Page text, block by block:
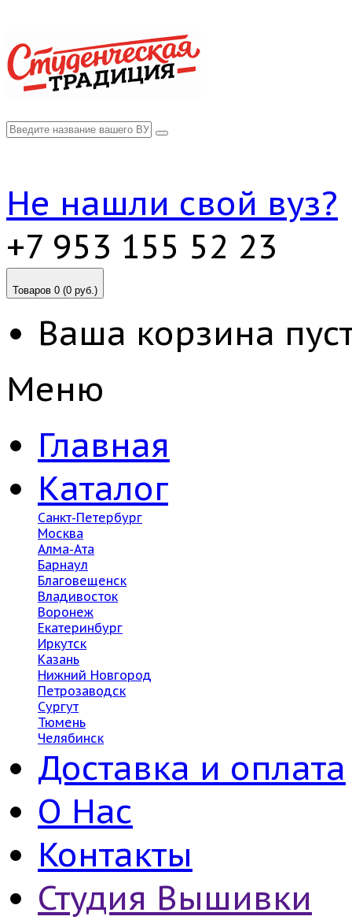
Не нашли свой вуз?
+7 953 155 52 23
Товаров 0 (0 руб.)
Ваша корзина
Меню
Главная
Каталог
Санкт-Петербург
Москва
Алма-Ата
Барнаул
Благовещенск
Владивосток
Воронеж
Екатеринбург
Иркутск
Казань
Нижний Новгород
Петрозаводск
Сургут
Тюмень
Челябинск
Доставка и оплата
О Нас
Контакты
Студия Вышивки